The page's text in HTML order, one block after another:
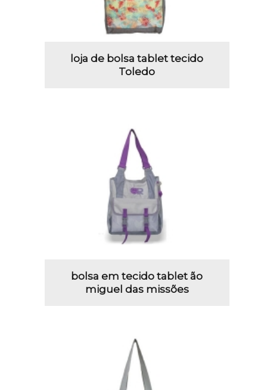
loja de bolsa tablet tecido
Toledo
bolsa em tecido tablet ão
miguel das missões